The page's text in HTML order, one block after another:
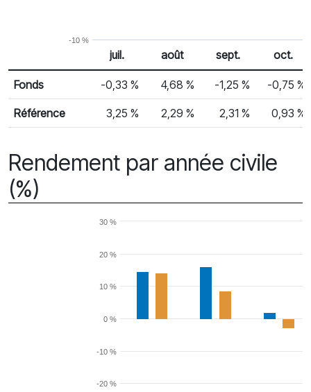
-10 %
Rendement mensuel
% Rendement
juil. août sept. oct.
Fonds -0,33 % 4,68 % -1,25 % -0,75 %
Référence 3,25 % 2,29 % 2,31 % 0,93 %
Rendement par année civile
(%)
-20 %
-10 %
0 %
10 %
20 %
30 %